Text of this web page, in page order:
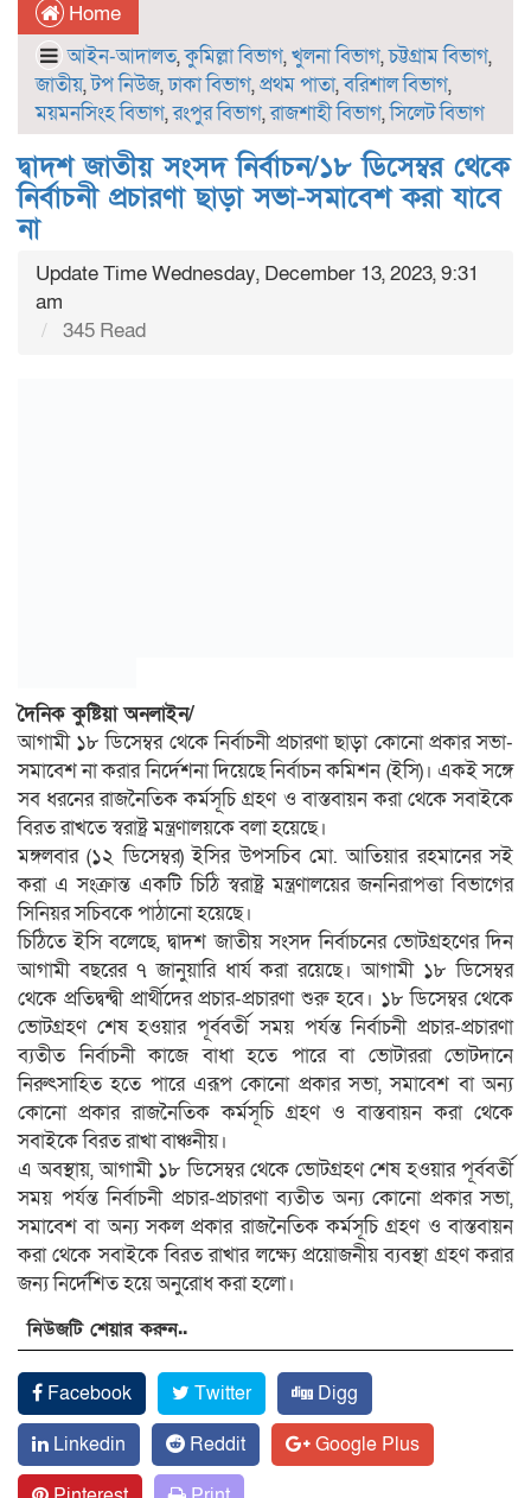
Home
আইন-আদালত,কুমিল্লা বিভাগ,খুলনা বিভাগ,চট্টগ্রাম বিভাগ,
জাতীয়,টপ নিউজ,ঢাকা বিভাগ,প্রথম পাতা,বরিশাল বিভাগ,
ময়মনসিংহ বিভাগ,রংপুর বিভাগ,রাজশাহী বিভাগ,সিলেট বিভাগ
দ্বাদশ জাতীয় সংসদ নির্বাচন/১৮ ডিসেম্বর থেকে
নির্বাচনী প্রচারণা ছাড়া সভা-সমাবেশ করা যাবে
না
Update Time Wednesday, December 13, 2023, 9:31
am
345 Read
দৈনিক কুষ্টিয়া অনলাইন/
আগামী ১৮ ডিসেম্বর থেকে নির্বাচনী প্রচারণা ছাড়া কোনো প্রকার সভা-
সমাবেশ না করার নির্দেশনা দিয়েছে নির্বাচন কমিশন (ইসি)। একই সঙ্গে
সব ধরনের রাজনৈতিক কর্মসূচি গ্রহণ ও বাস্তবায়ন করা থেকে সবাইকে
বিরত রাখতে স্বরাষ্ট্র মন্ত্রণালয়কে বলা হয়েছে।
মঙ্গলবার (১২ ডিসেম্বর) ইসির উপসচিব মো. আতিয়ার রহমানের সই
করা এ সংক্রান্ত একটি চিঠি স্বরাষ্ট্র মন্ত্রণালয়ের জননিরাপত্তা বিভাগের
সিনিয়র সচিবকে পাঠানো হয়েছে।
চিঠিতে ইসি বলেছে, দ্বাদশ জাতীয় সংসদ নির্বাচনের ভোটগ্রহণের দিন
আগামী বছরের ৭ জানুয়ারি ধার্য করা রয়েছে। আগামী ১৮ ডিসেম্বর
থেকে প্রতিদ্বন্দ্বী প্রার্থীদের প্রচার-প্রচারণা শুরু হবে। ১৮ ডিসেম্বর থেকে
ভোটগ্রহণ শেষ হওয়ার পূর্ববর্তী সময় পর্যন্ত নির্বাচনী প্রচার-প্রচারণা
ব্যতীত নির্বাচনী কাজে বাধা হতে পারে বা ভোটাররা ভোটদানে
নিরুৎসাহিত হতে পারে এরূপ কোনো প্রকার সভা, সমাবেশ বা অন্য
কোনো প্রকার রাজনৈতিক কর্মসূচি গ্রহণ ও বাস্তবায়ন করা থেকে
সবাইকে বিরত রাখা বাঞ্চনীয়।
এ অবস্থায়, আগামী ১৮ ডিসেম্বর থেকে ভোটগ্রহণ শেষ হওয়ার পূর্ববর্তী
সময় পর্যন্ত নির্বাচনী প্রচার-প্রচারণা ব্যতীত অন্য কোনো প্রকার সভা,
সমাবেশ বা অন্য সকল প্রকার রাজনৈতিক কর্মসূচি গ্রহণ ও বাস্তবায়ন
করা থেকে সবাইকে বিরত রাখার লক্ষ্যে প্রয়োজনীয় ব্যবস্থা গ্রহণ করার
জন্য নির্দেশিত হয়ে অনুরোধ করা হলো।
নিউজটি শেয়ার করুন..
Facebook Twitter
Digg
Linkedin
Reddit
Google Plus